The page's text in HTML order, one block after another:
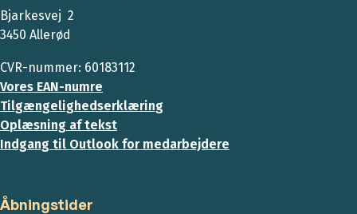
Bjarkesvej 2
3450 Allerød
CVR-nummer: 60183112
Vores EAN-numre
Tilgængelighedserklæring
Oplæsning af tekst
Indgang til Outlook for medarbejdere
Åbningstider